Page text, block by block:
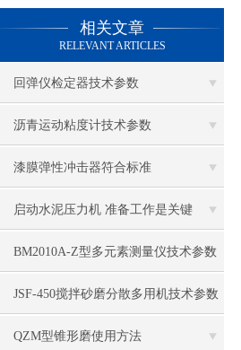
相关文章
RELEVANT ARTICLES
回弹仪检定器技术参数
沥青运动粘度计技术参数
漆膜弹性冲击器符合标准
启动水泥压力机 准备工作是关键
BM2010A-Z型多元素测量仪技术参数
JSF-450搅拌砂磨分散多用机技术参数
QZM型锥形磨使用方法